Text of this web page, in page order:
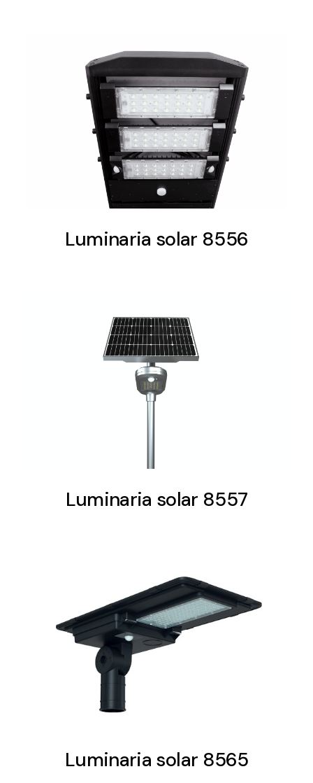
Luminaria solar 8556
Luminaria solar 8557
Luminaria solar 8565